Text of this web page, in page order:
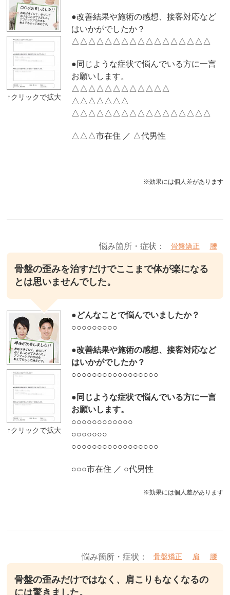
●改善結果や施術の感想、接客対応など
はいかがでしたか？
△△△△△△△△△△△△△△△△△
●同じような症状で悩んでいる方に一言
お願いします。
△△△△△△△△△△△△
△△△△△△△
△△△△△△△△△△△△△△△△△
△△△市在住 ／ △代男性
※効果には個人差があります
悩み箇所・症状： 骨盤矯正 腰
骨盤の歪みを治すだけでここまで体が楽になる
とは思いませんでした。
●どんなことで悩んでいましたか？
○○○○○○○○○
●改善結果や施術の感想、接客対応など
はいかがでしたか？
○○○○○○○○○○○○○○○○○
●同じような症状で悩んでいる方に一言
お願いします。
○○○○○○○○○○○○
○○○○○○○
○○○○○○○○○○○○○○○○○
○○○市在住 ／ ○代男性
※効果には個人差があります
悩み箇所・症状： 骨盤矯正 肩 腰
骨盤の歪みだけではなく、肩こりもなくなるの
には驚きました。